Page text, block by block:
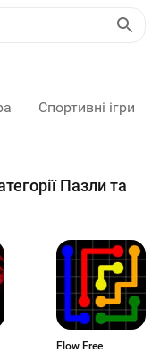
Спортивні ігри
Пазли та
Flow Free